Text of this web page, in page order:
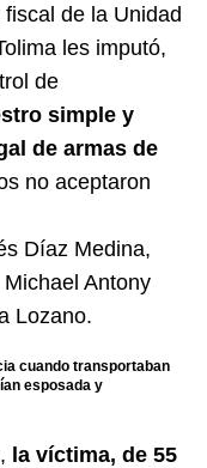
de la Unidad
les imputó,
de
simple y
de armas de
no aceptaron
Díaz Medina,
Antony
Lozano.
cuando transportaban
esposada y
la víctima, de 55